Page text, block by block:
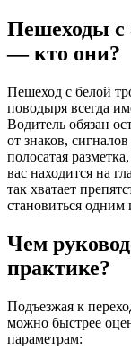
Пешеходы с
— кто они?
Пешеход с белой
поводыря всегда
Водитель обязан
от знаков,
полосатая
вас находится на
так хватает
становиться одним
Чем
практике?
Подъезжая к
можно быстрее
параметрам: